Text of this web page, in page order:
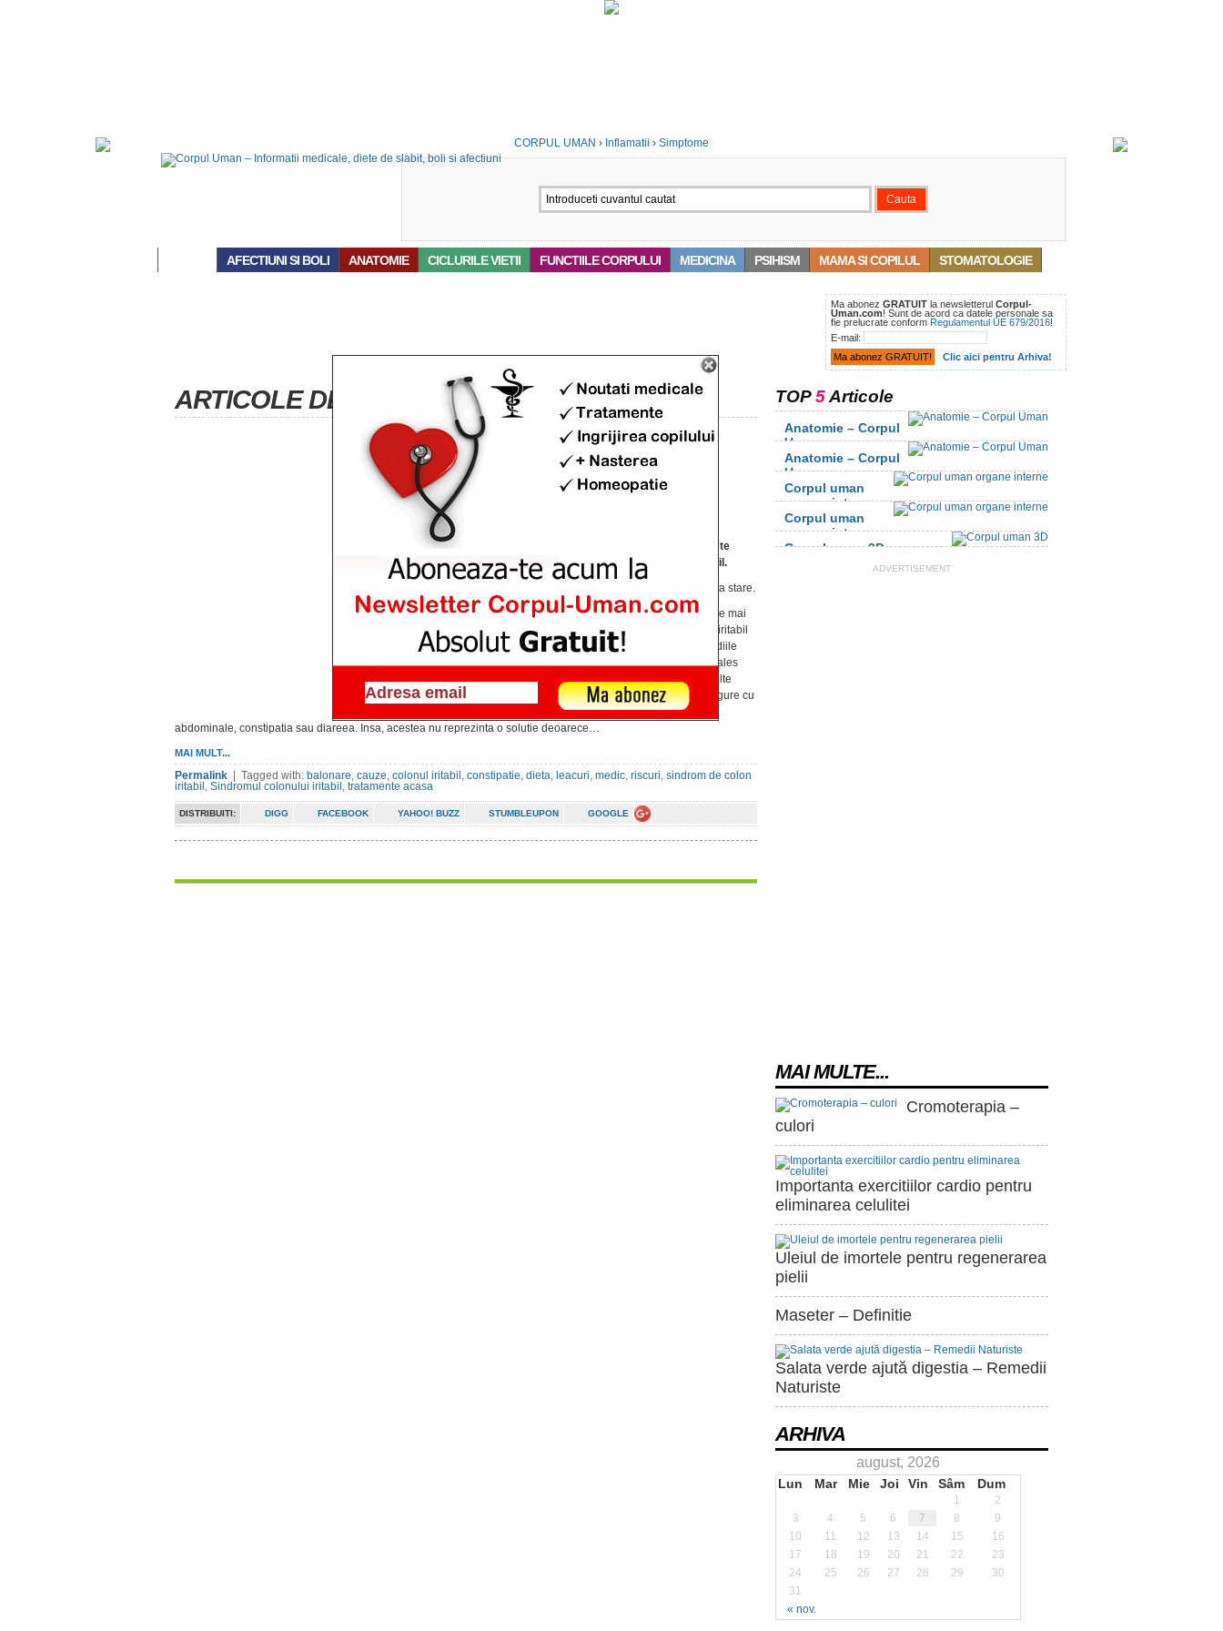
CORPUL UMAN › Inflamatii › Simptome
AFECTIUNI SI BOLI ANATOMIE CICLURILE VIETII FUNCTIILE CORPULUI MEDICINA PSIHISM MAMA SI COPILUL STOMATOLOGIE
Ma abonez GRATUIT la newsletterul Corpul-
Uman.com! Sunt de acord ca datele personale sa
fie prelucrate conform Regulamentul UE 679/2016!
E-mail:
Clic aici pentru Arhiva!
ARTICOLE DESPRE ‘LEACURI’
Cum scapi de sindromul
colonului iritabil
disconfort din cauza tranzitului intestinal? Este
posibil sa suferi de sindromul colonului iritabil.
Iata, in continuare, cum putem ameliora aceasta stare.
Sindromul colonului iritabileste una dintre cele mai
frecvente situatii intalnite. Sindromul colonului iritabil
reprezinta o afectiune gastrointestinala, iar studiile
arata ca circa 25% din populatia Europei (mai ales
femeile) se confrunta cu aceasta problema. Multe
dintre aceste persoane aleg sa se „trateze” singure cu
medicamente care sa amelioreze crampele
abdominale, constipatia sau diareea. Insa, acestea nu reprezinta o solutie deoarece…
MAI MULT...
Permalink | Tagged with: balonare, cauze, colonul iritabil , constipatie, dieta, leacuri, medic, riscuri, sindrom de colon
iritabil , Sindromul colonului iritabil , tratamente acasa
DISTRIBUITI: DIGG FACEBOOK YAHOO! BUZZ STUMBLEUPON GOOGLE
TOP5Articole
Anatomie – Corpul
Uman
Anatomie – Corpul
Uman
Corpul uman
organe interne
Corpul uman
organe interne
Corpul uman 3D
ADVERTISEMENT
MAI MULTE...
Cromoterapia –
culori
Importanta exercitiilor cardio pentru
eliminarea celulitei
Uleiul de imortele pentru regenerarea
pielii
Maseter – Definitie
Salata verde ajută digestia – Remedii
Naturiste
ARHIVA
august, 2026
Lun Mar Mie Joi Vin Sâm Dum
« nov.
1
2
3
4 5 6 7 8
9
10
11 12 13 14 15
16
17
18 19 20 21 22
23
24
25 26 27 28 29
30
31